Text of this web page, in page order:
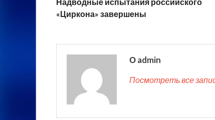
«Циркона» завершены
О admin
Посмотреть все